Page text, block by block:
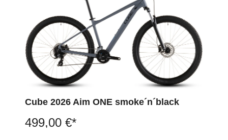
Cube 2026 Aim ONE smoke´n´black
499,00 €*